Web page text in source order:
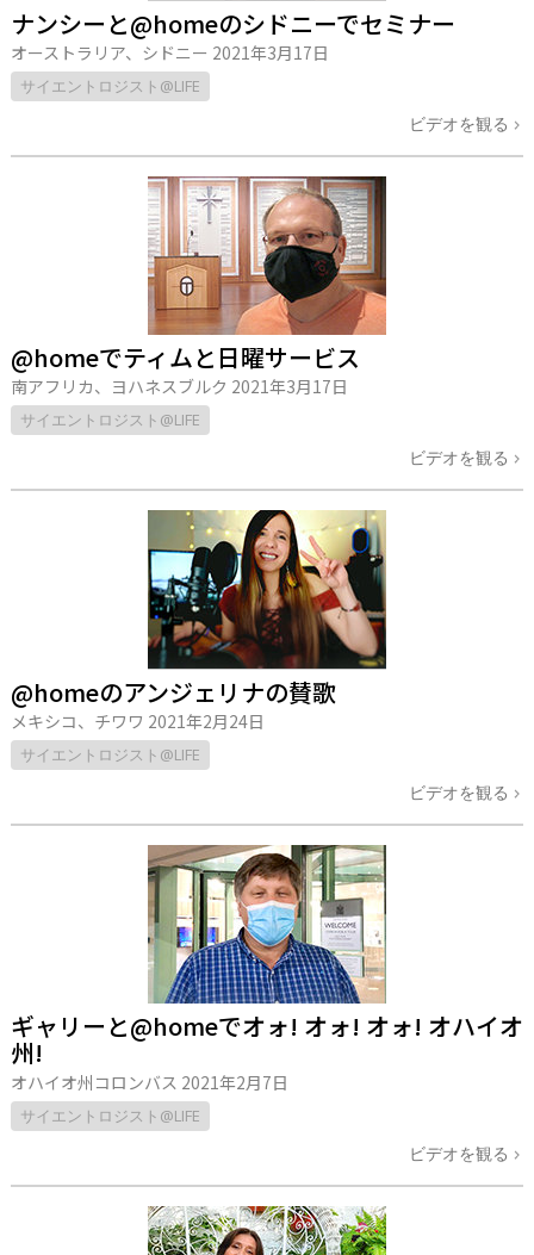
ナンシーと@homeのシドニーでセミナー
オーストラリア、シドニー 2021年3月17日
サイエントロジスト@LIFE
ビデオを観る
@homeでティムと日曜サービス
南アフリカ、ヨハネスブルク 2021年3月17日
サイエントロジスト@LIFE
ビデオを観る
@homeのアンジェリナの賛歌
メキシコ、チワワ 2021年2月24日
サイエントロジスト@LIFE
ビデオを観る
ギャリーと@homeでオォ! オォ! オォ! オハイオ
州!
オハイオ州コロンバス 2021年2月7日
サイエントロジスト@LIFE
ビデオを観る